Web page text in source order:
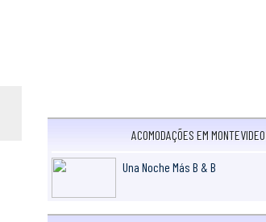
ACOMODAÇÕES EM MONTEVIDEO
Una Noche Más B & B